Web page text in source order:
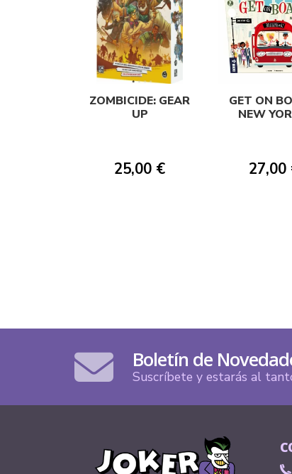
ZOMBICIDE: GEAR
UP
25,00 €
GET ON
NEW
27,00
Boletín de
Suscríbete y estarás al